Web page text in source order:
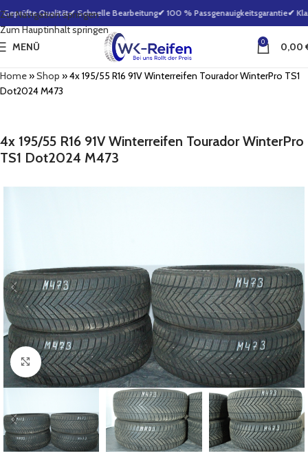
Zur Navigation springen
Zum Hauptinhalt springen
Qualität✔ Schnelle Bearbeitung✔ 100 % Passgenauigkeitsgarantie✔
MENÜ 0 0,00
Home»Shop »4x 195/55 R16 91V Winterreifen Tourador WinterPro TS1
Dot2024 M473
4x 195/55 R16 91V Winterreifen Tourador WinterPro
TS1 Dot2024 M473
Zum Vergrößern klicken